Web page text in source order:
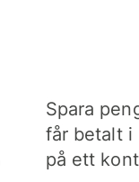
Spara
får betalt i
på ett